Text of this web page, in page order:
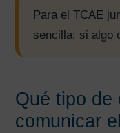
Para el TCAE
sencilla: si algo
Qué tipo de
comunicar